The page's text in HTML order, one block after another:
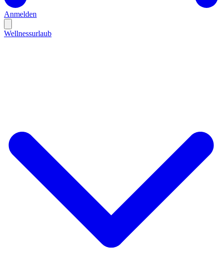
Anmelden
Wellnessurlaub